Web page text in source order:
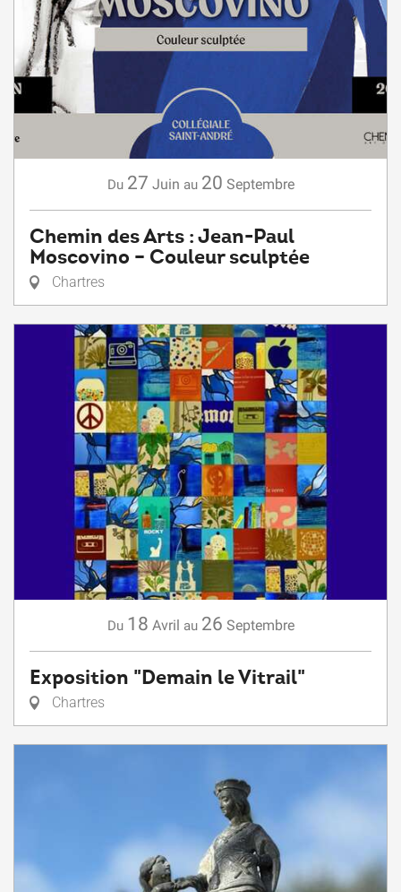
Du 27 Juin au 20 Septembre
Chemin des Arts : Jean-Paul
Moscovino – Couleur sculptée
Chartres
Du 18 Avril au 26 Septembre
Exposition "Demain le Vitrail"
Chartres